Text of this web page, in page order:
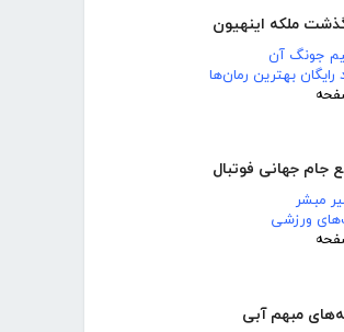
ملکه اینهیون
جونگ آن
رایگان بهترین رمان‌ها
جام جهانی فوتبال
مبشر
ورزشی
مبهم آبی